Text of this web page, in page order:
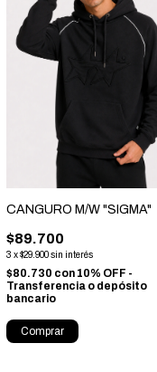
CANGURO M/W "SIGMA"
$89.700
3 x$29.900 sin interés
$80.730 con 10% OFF -
Transferencia o depósito
bancario
Comprar